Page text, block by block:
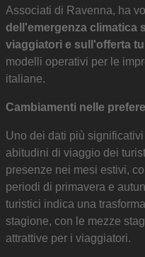
Associati di Ravenna, ha
dell'emergenza climatica
viaggiatori e sull'offerta
modelli operativi per le
italiane.
Cambiamenti nelle
Uno dei dati più
abitudini di viaggio dei
presenze nei mesi estivi,
periodi di primavera e
turistici indica una
stagione, con le mezze
attrattive per i viaggiatori.